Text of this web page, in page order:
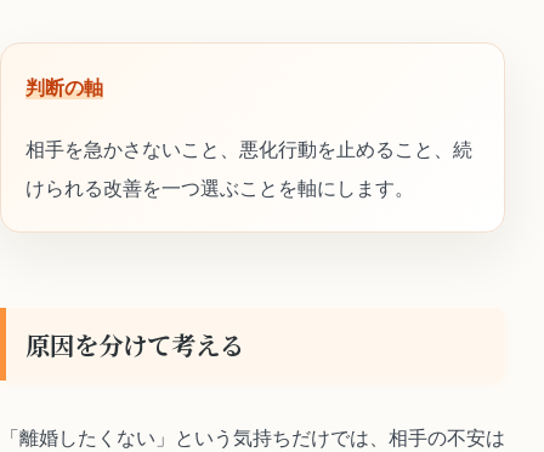
判断の軸
相手を急かさないこと、悪化行動を止めること、続
けられる改善を一つ選ぶことを軸にします。
原因を分けて考える
「離婚したくない」という気持ちだけでは、相手の不安は